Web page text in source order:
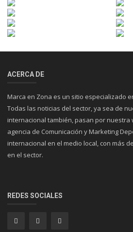
ACERCA DE
Marca en Zona es un sitio especializado
Todas las noticias del sector, ya sea de
internacional también, pasan por nuestra
agencia de Comunicación y Marketing
internacional en el medio local, con más
en el sector.
REDES SOCIALES